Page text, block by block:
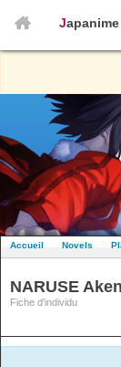
Japanime
Accueil Novels
NARUSE
Fiche d'individu